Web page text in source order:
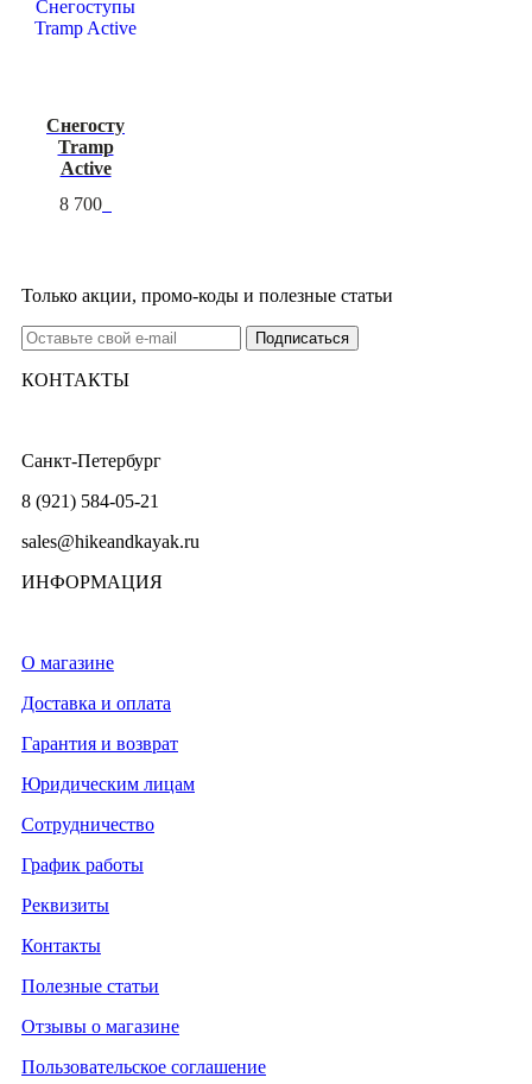
Снегоступы
Tramp
Active
8 700
Только акции, промо-коды и полезные статьи
КОНТАКТЫ
Санкт-Петербург
8 (921) 584-05-21
sales@hikeandkayak.ru
ИНФОРМАЦИЯ
О магазине
Доставка и оплата
Гарантия и возврат
Юридическим лицам
Сотрудничество
График работы
Реквизиты
Контакты
Полезные статьи
Отзывы о магазине
Пользовательское соглашение